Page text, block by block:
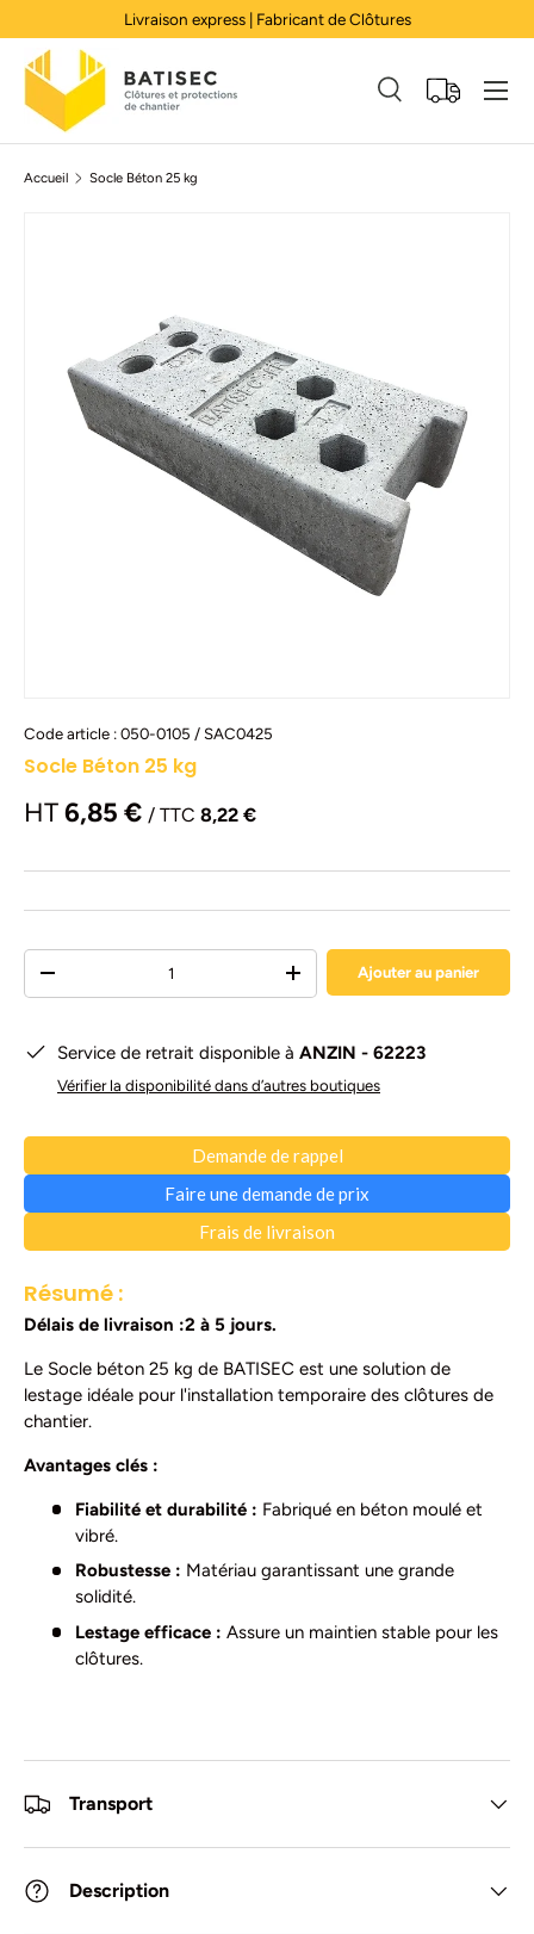
Aller au contenu
Livraison express | Fabricant de Clôtures
Recherche
RecherchePanier
Menu
Accueil Socle Béton 25 kg
Code article :050-0105 / SAC0425
Socle Béton 25 kg
HT6,85 € / TTC 8,22 €
-
+ Ajouter au panier
Service de retrait disponible à ANZIN - 62223
Vérifier la disponibilité dans d’autres boutiques
Demande de rappel
Faire une demande de prix
Frais de livraison
Résumé :
Délais de livraison :2 à 5 jours.
Le Socle béton 25 kg de BATISEC est une solution de
lestage idéale pour l'installation temporaire des clôtures de
chantier.
Avantages clés :
Fiabilité et durabilité : Fabriqué en béton moulé et
vibré.
Robustesse : Matériau garantissant une grande
solidité.
Lestage efficace : Assure un maintien stable pour les
clôtures.
Transport
Description